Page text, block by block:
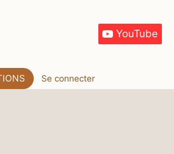
YouTube
Se connecter